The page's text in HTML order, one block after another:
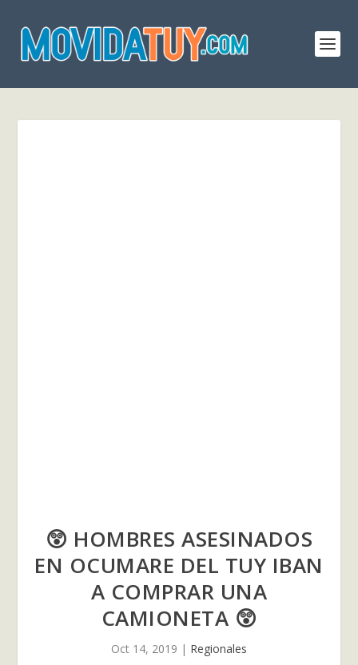
😲 HOMBRES ASESINADOS
EN OCUMARE DEL TUY IBAN
A COMPRAR UNA
CAMIONETA 😲
Oct 14, 2019 | Regionales